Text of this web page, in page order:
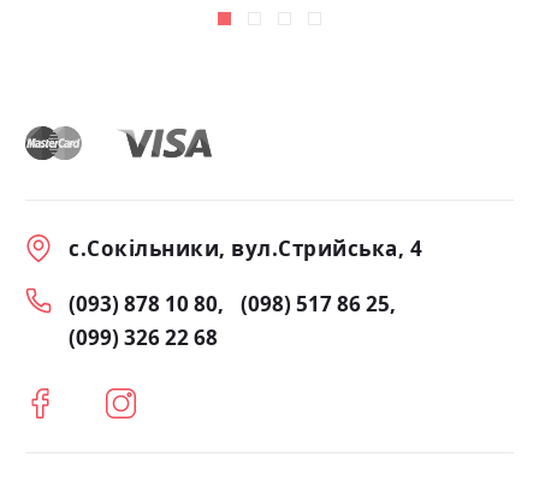
с.Сокільники, вул.Стрийська, 4
(093) 878 10 80
(098) 517 86 25
(099) 326 22 68